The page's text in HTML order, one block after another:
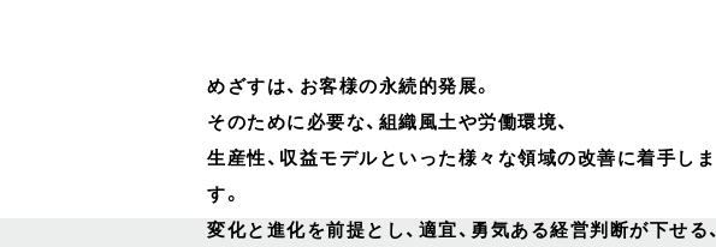
めざすは、お客様の永続的発展。
そのために必要な、組織風土や労働環境、
生産性、収益モデルといった様々な領域の改善に着手しま
す。
変化と進化を前提とし、適宜、勇気ある経営判断が下せる、